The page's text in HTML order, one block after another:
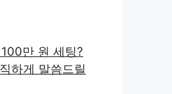
만 원 세팅?
하게 말씀드릴